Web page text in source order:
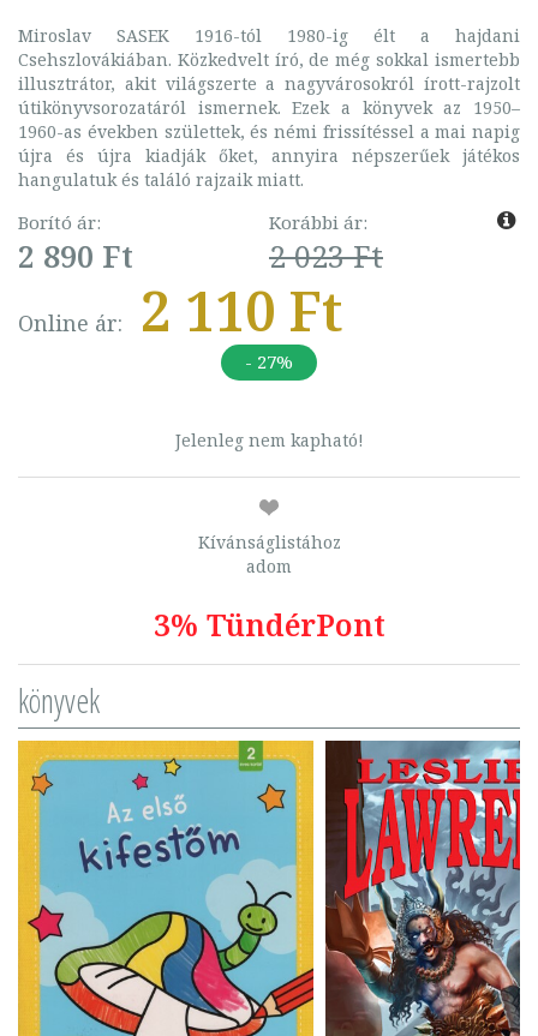
Miroslav SASEK 1916-tól 1980-ig élt a hajdani
Csehszlovákiában. Közkedvelt író, de még sokkal ismertebb
illusztrátor, akit világszerte a nagyvárosokról írott-rajzolt
útikönyvsorozatáról ismernek. Ezek a könyvek az 1950–
1960-as években születtek, és némi frissítéssel a mai napig
újra és újra kiadják őket, annyira népszerűek játékos
hangulatuk és találó rajzaik miatt.
Borító ár:
2 890 Ft
Korábbi ár:
2 023 Ft
Online ár: 2 110 Ft
- 27%
Jelenleg nem kapható!
Kívánságlistához
adom
3% TündérPont
könyvek